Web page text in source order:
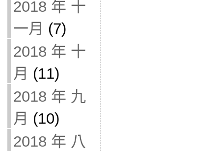
2018 年 十
一月 (7)
2018 年 十
月 (11)
2018 年 九
月 (10)
2018 年 八